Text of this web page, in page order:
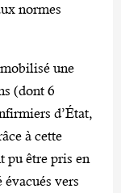
normes
une
(dont 6
d’État,
à cette
pu être pris en
évacués vers